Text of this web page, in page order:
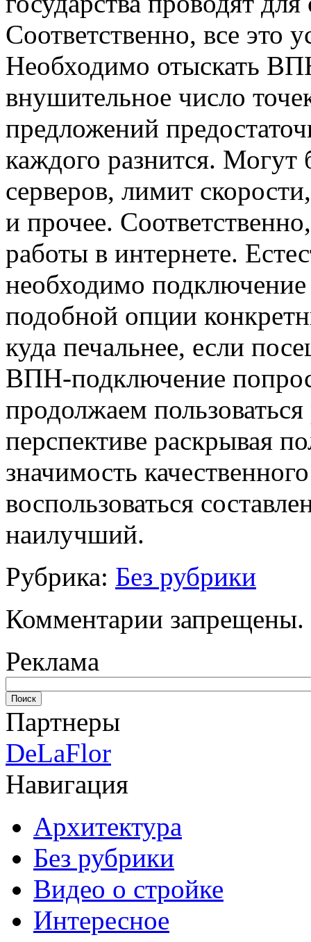
Соответственно, все это
Необходимо отыскать
внушительное число
предложений
каждого разнится. Могут
серверов, лимит
и прочее.
работы в интернете.
необходимо подключение
подобной опции
куда печальнее, если
ВПН-подключение
продолжаем
перспективе раскрывая
значимость
воспользоваться
наилучший.
Рубрика: Без рубрики
Комментарии запрещены.
Реклама
Партнеры
DeLaFlor
Навигация
Архитектура
Без рубрики
Видео о стройке
Интересное